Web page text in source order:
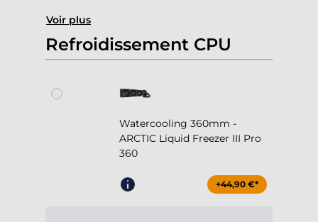
Voir plus
Refroidissement CPU
Watercooling 360mm -
ARCTIC Liquid Freezer III Pro
360
+44,90 €*